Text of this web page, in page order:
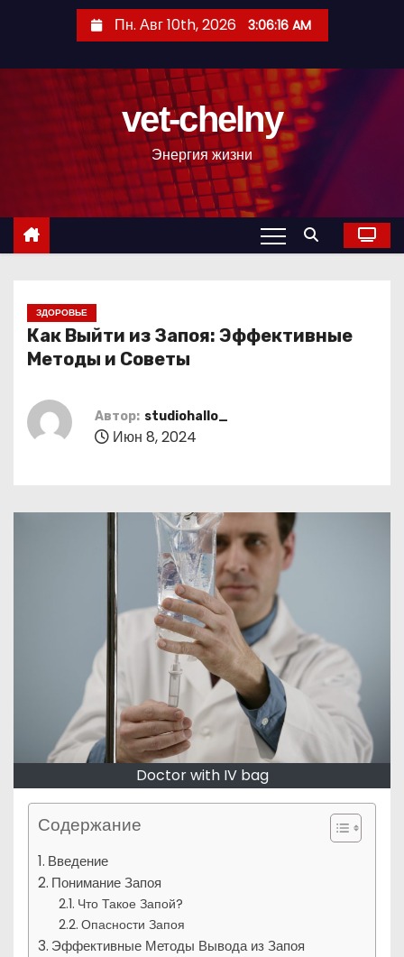
с
Пн. Авг 10th, 2026 3:06:17 AM
vet-chelny
Энергия жизни
ЗДОРОВЬЕ
Как Выйти из Запоя: Эффективные
Методы и Советы
Автор: studiohallo_
Июн 8, 2024
Doctor with IV bag
Содержание
Введение
Понимание Запоя
Что Такое Запой?
Опасности Запоя
Эффективные Методы Вывода из Запоя